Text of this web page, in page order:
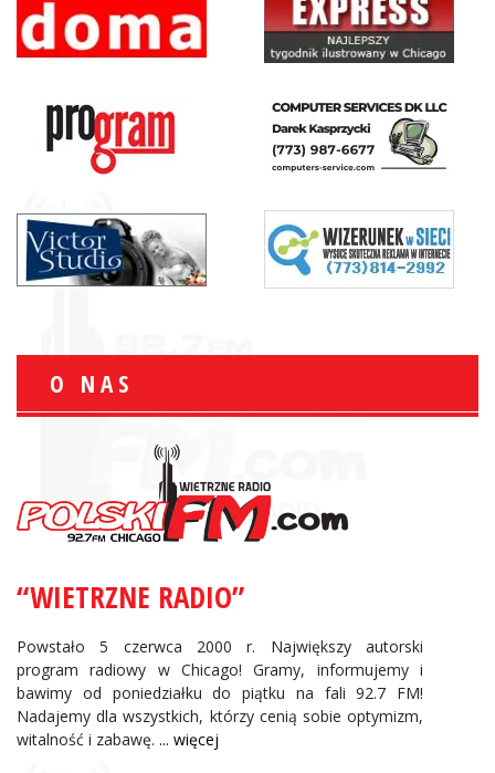
O NAS
“WIETRZNE RADIO”
Powstało 5 czerwca 2000 r. Największy autorski
program radiowy w Chicago! Gramy, informujemy i
bawimy od poniedziałku do piątku na fali 92.7 FM!
Nadajemy dla wszystkich, którzy cenią sobie optymizm,
witalność i zabawę. ... więcej